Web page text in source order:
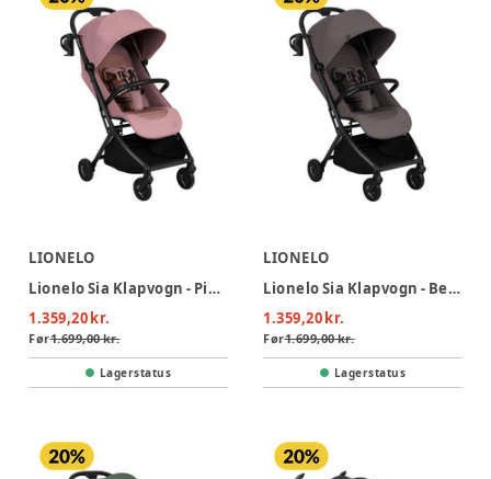
LIONELO
Lionelo Sia Klapvogn - Pink Rose
1.359,20 kr.
Før1.699,00 kr.
Lagerstatus
LIONELO
Lionelo Sia Klapvogn - Beige Taupe
1.359,20 kr.
Før1.699,00 kr.
Lagerstatus